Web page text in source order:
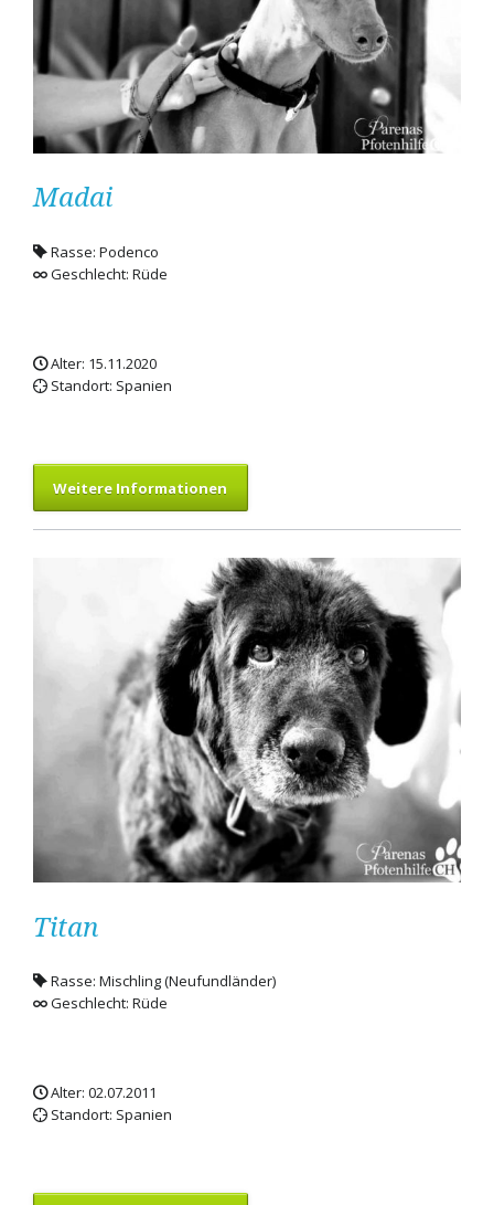
Madai
Rasse: Podenco
Geschlecht: Rüde
Alter: 15.11.2020
Standort: Spanien
Weitere Informationen
Titan
Rasse: Mischling (Neufundländer)
Geschlecht: Rüde
Alter: 02.07.2011
Standort: Spanien